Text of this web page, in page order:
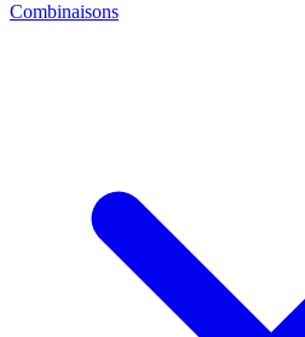
Combinaisons